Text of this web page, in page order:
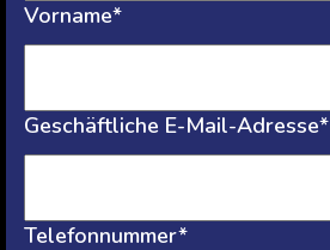
Vorname*
Geschäftliche E-Mail-Adresse*
Telefonnummer*